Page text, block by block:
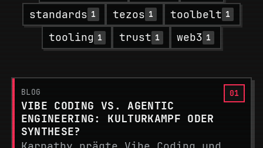
standards 1 tezos 1 toolbelt 1
tooling 1 trust 1 web3 1
BLOG
VIBE CODING VS. AGENTIC
ENGINEERING: KULTURKAMPF ODER
SYNTHESE?